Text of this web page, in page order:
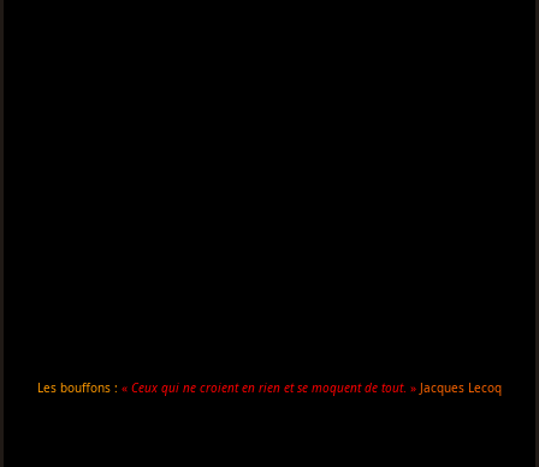
Les bouffons : « Ceux qui ne croient en rien et se moquent de tout. » Jacques Lecoq